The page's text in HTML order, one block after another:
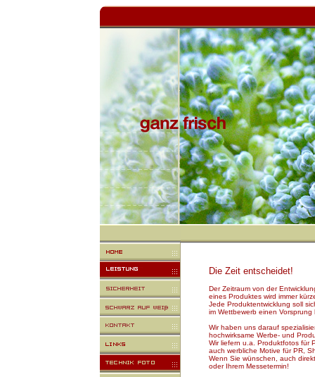
Die Zeit entscheidet!
Der Zeitraum von der
eines Produktes wird immer
Jede Produktentwicklung soll
im Wettbewerb einen Vorsprung
Wir haben uns darauf
hochwirksame Werbe- und
Wir liefern u.a. Produktfotos für
auch werbliche Motive für PR,
Wenn Sie wünschen, auch
oder Ihrem Messetermin!